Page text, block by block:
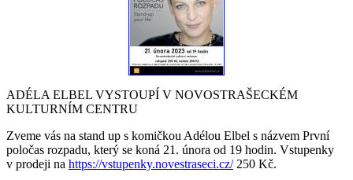
ADÉLA ELBEL VYSTOUPÍ V NOVOSTRAŠECKÉM
KULTURNÍM CENTRU
Zveme vás na stand up s komičkou Adélou Elbel s názvem První
poločas rozpadu, který se koná 21. února od 19 hodin. Vstupenky
v prodeji na https://vstupenky.novestraseci.cz/250 Kč.